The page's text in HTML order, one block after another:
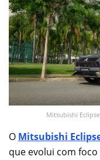
Mitsubishi
O Mitsubishi
que evolui com